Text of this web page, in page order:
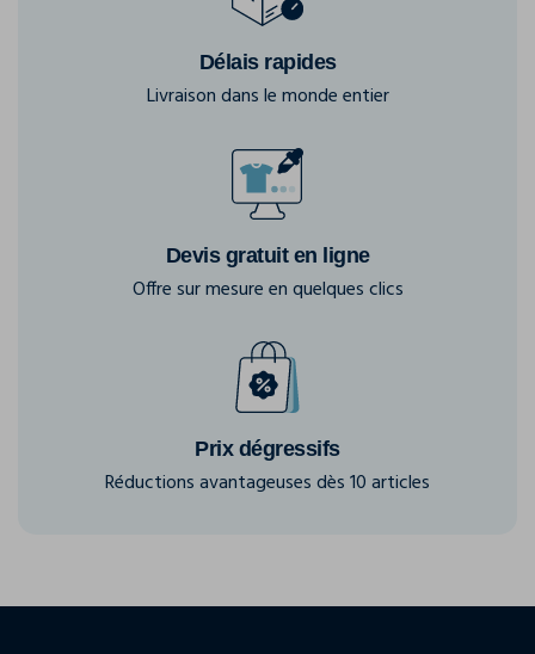
Délais rapides
Livraison dans le monde entier
Devis gratuit en ligne
Offre sur mesure en quelques clics
Prix dégressifs
Réductions avantageuses dès 10 articles